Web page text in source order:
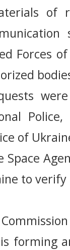
of
Forces
of
Space
to
forming